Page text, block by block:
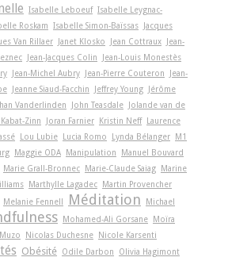
Isabelle Leboeuf Isabelle Leygnac-
Roskam Isabelle Simon-Baïssas Jacques
Van Rillaer Janet Klosko Jean Cottraux Jean-
Jean-Jacques Colin
Jean-Louis Monestès
Jean-Michel Aubry Jean-Pierre Couteron
Jean-
Jeanne Siaud-Facchin Jeffrey Young Jérôme
Vanderlinden John Teasdale Jolande van de
Kabat-Zinn Joran Farnier Kristin Neff Laurence
Lou Lubie Lucia Romo Lynda Bélanger M1
Maggie ODA Manipulation
Manuel Bouvard
Marie Grall-Bronnec Marie-Claude Saiag Marine
Marthylle Lagadec Martin Provencher
Melanie Fennell Méditation
Michael
Mohamed-Ali Gorsane Moïra
Muzo Nicolas Duchesne Nicole Karsenti
Obésité Odile Darbon
Olivia Hagimont